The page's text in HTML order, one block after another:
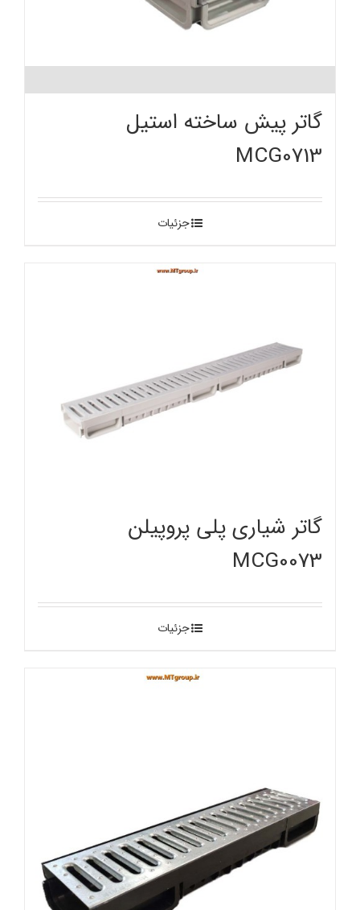
گاتر پیش ساخته استیل
MCG0713
جزئیات
گاتر شیاری پلی پروپیلن
MCG0073
جزئیات